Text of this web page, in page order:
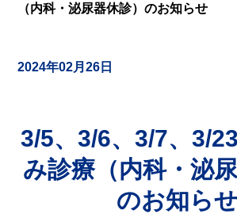
（内科・泌尿器休診）のお知らせ
2024年02月26日
3/5、3/6、3/7、3/
み診療（内科・泌尿
のお知らせ